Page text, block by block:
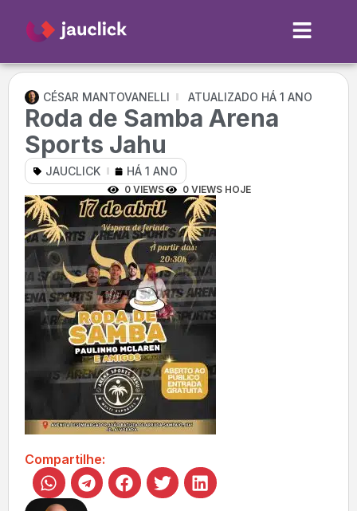
CÉSAR MANTOVANELLI ATUALIZADO HÁ 1 ANO
Roda de Samba Arena
Sports Jahu
JAUCLICK HÁ 1 ANO
0 VIEWS 0 VIEWS HOJE
Compartilhe: